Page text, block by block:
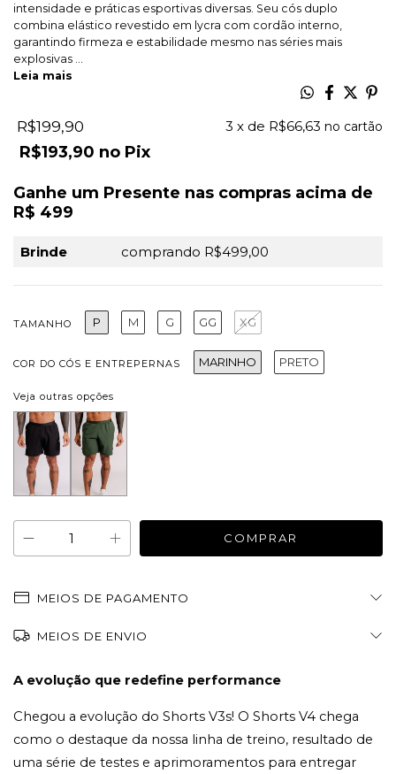
intensidade e práticas esportivas diversas. Seu cós duplo
combina elástico revestido em lycra com cordão interno,
garantindo firmeza e estabilidade mesmo nas séries mais
explosivas ...
Leia mais
R$199,90 3 x de R$66,63
R$193,90 Pix
Ganhe um Presente nas compras acima de
R$ 499
Brinde comprando R$499,00
TAMANHO P M G GG XG
COR DO CÓS E ENTREPERNAS MARINHO PRETO
Veja outras opções
MEIOS DE PAGAMENTO
MEIOS DE ENVIO
A evolução que redefine performance
Chegou a evolução do Shorts V3s! O Shorts V4 chega
como o destaque da nossa linha de treino, resultado de
uma série de testes e aprimoramentos para entregar